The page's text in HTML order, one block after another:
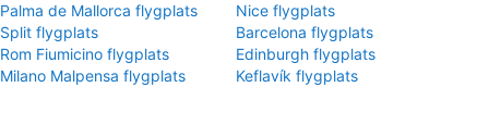
Palma de Mallorca flygplats
Nice flygplats
Split flygplats
Barcelona flygplats
Rom Fiumicino flygplats
Edinburgh flygplats
Milano Malpensa flygplats
Keflavík flygplats